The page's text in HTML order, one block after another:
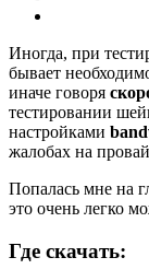
Иногда, при
бывает
иначе говоря
тестировании
настройками
жалобах на
Попалась мне на
это очень легко
Где скачать: